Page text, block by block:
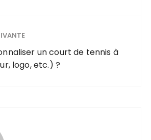
un court de tennis à
logo, etc.) ?